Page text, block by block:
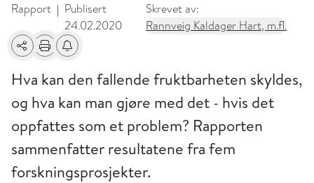
Rapport | Publisert
24.02.2020
Skrevet av:
Rannveig Kaldager Hart, m.fl.
Del Skriv utFå varsel om endringer
Hva kan den fallende fruktbarheten skyldes,
og hva kan man gjøre med det - hvis det
oppfattes som et problem? Rapporten
sammenfatter resultatene fra fem
forskningsprosjekter.